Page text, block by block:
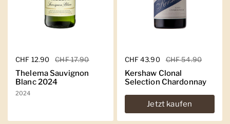
Regulärer Preis
CHF 12.90 Sale-Preis
CHF 17.90
Thelema Sauvignon
Blanc 2024
2024
Regulärer Preis
CHF 43.90 Sale-Preis
CHF 54.90
Kershaw Clonal
Selection Chardonnay
Jetzt kaufen